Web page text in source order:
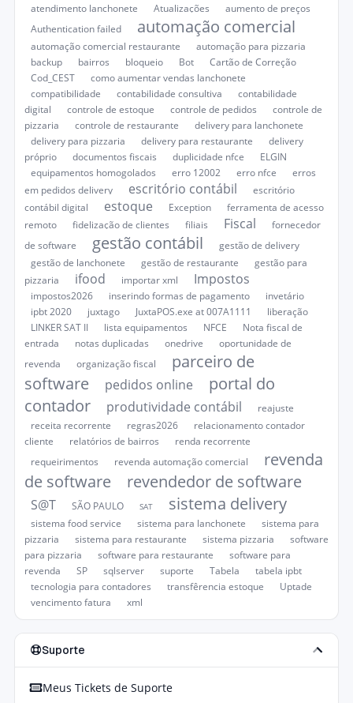
atendimento lanchonete
Atualizações
aumento de preços
Authentication failed
automação comercial
automação comercial restaurante
automação para pizzaria
backup
bairros bloqueio Bot
Cartão de Correção
Cod_CEST
como aumentar vendas lanchonete
compatibilidade
contabilidade consultiva
contabilidade
digital
controle de estoque controle de pedidos
controle de
pizzaria
controle de restaurante
delivery para lanchonete
delivery para pizzaria
delivery para restaurante
delivery
próprio
documentos fiscais duplicidade nfce
ELGIN
equipamentos homogolados
erro 12002 erro nfce
erros
em pedidos delivery
escritório contábil
escritório
contábil digital
estoque Exception
ferramenta de acesso
remoto
fidelização de clientes filiais Fiscal
fornecedor
de software
gestão contábil
gestão de delivery
gestão de lanchonete
gestão de restaurante
gestão para
pizzaria
ifood importar xml Impostos
impostos2026 inserindo formas de pagamento
invetário
ipbt 2020
juxtago JuxtaPOS.exe at 007A1111
liberação
LINKER SAT II
lista equipamentos NFCE
Nota fiscal de
entrada
notas duplicadas onedrive
oportunidade de
revenda
organização fiscal
parceiro de
software
pedidos online
portal do
contador
produtividade contábil
reajuste
receita recorrente
regras2026
relacionamento contador
cliente
relatórios de bairros
renda recorrente
requeirimentos
revenda automação comercial
revenda
de software
revendedor de software
S@T SÃO PAULO SAT sistema delivery
sistema food service sistema para lanchonete
sistema para
pizzaria
sistema para restaurante sistema pizzaria
software
para pizzaria
software para restaurante
software para
revenda
SP sqlserver suporte Tabela
tabela ipbt
tecnologia para contadores
transfêrencia estoque
Uptade
vencimento fatura
xml
Suporte
Meus Tickets de Suporte